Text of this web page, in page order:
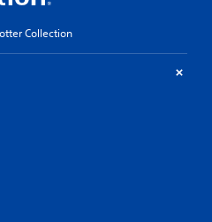
Collection